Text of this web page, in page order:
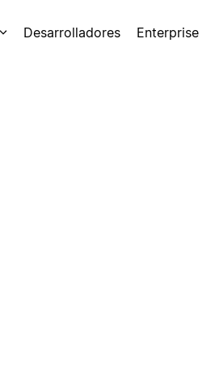
Desarrolladores Enterprise